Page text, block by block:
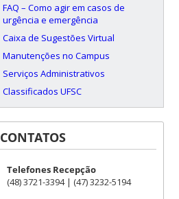
FAQ – Como agir em casos de
urgência e emergência
Caixa de Sugestões Virtual
Manutenções no Campus
Serviços Administrativos
Classificados UFSC
CONTATOS
Telefones Recepção
(48) 3721-3394 | (47) 3232-5194